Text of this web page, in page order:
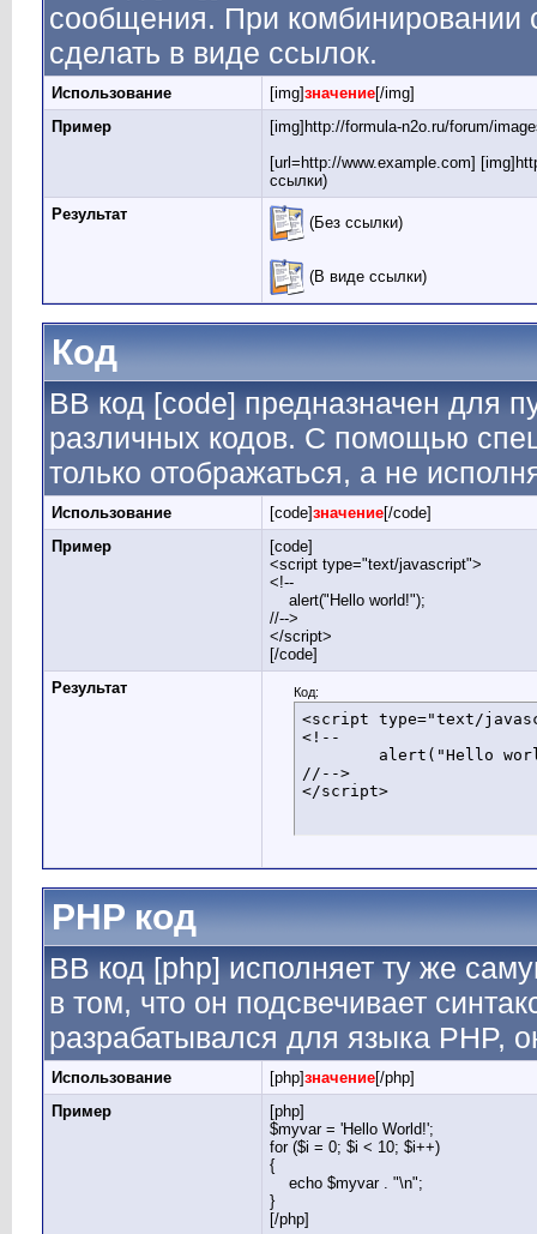
сообщения. При комбинировании
сделать в виде ссылок.
Использование [img]значение[/img]
Пример
[img]http://formula-n2o.ru/forum/
[url=http://www.example.com]
ссылки)
Результат
(Без ссылки)
(В виде ссылки)
Код
BB код [code] предназначен для
различных кодов. С помощью
только отображаться, а не
Использование [code]значение[/code]
Пример
[code]
<script type="text/javascript">
<!--
alert("Hello world!");
//-->
</script>
[/code]
Результат
Код:
<script type="text/
<!--
//-->
</script>
PHP код
BB код [php] исполняет ту же
в том, что он подсвечивает
разрабатывался для языка PHP,
Использование [php]значение[/php]
Пример
[php]
$myvar = 'Hello World!';
for ($i = 0; $i < 10; $i++)
{
echo $myvar . "\n";
}
[/php]